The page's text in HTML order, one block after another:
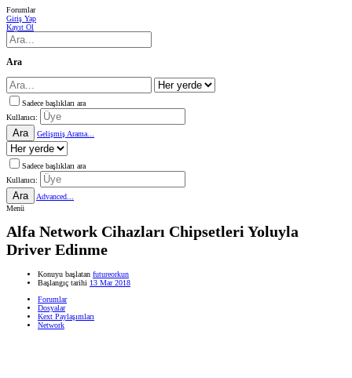
Forumlar
Giriş Yap
Kayıt Ol
Ara
Sadece başlıkları ara
Kullanıcı:
Ara Gelişmiş Arama...
Sadece başlıkları ara
Kullanıcı:
Ara
Advanced...
Menü
Alfa Network Cihazları Chipsetleri Yoluyla
Driver Edinme
Konuyu başlatan futureorkun
Başlangıç tarihi 13 Mar 2018
Forumlar
Dosyalar
Kext Paylaşımları
Network